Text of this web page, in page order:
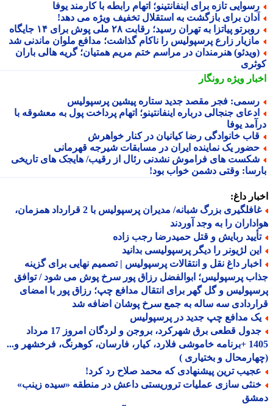
تازه برای اینفانتینو؛ اتهام رابطه با کارمند یوفا
برای بازگشت به استقلال تخفیف ویژه می دهد!
پیاتزا به تهران رسید؛ رقابت ۲۸ ملی پوش برای ۱۴ جایگاه
زارع پرسپولیس را ناکام گذاشت؛ مدافع ملوان ماندنی شد
هنرمندان در مراسم ختم مریم همتیان؛ گریه هالی باران
ویژهرونگار
فجر مقصد جدید ستاره پیشین پرسپولیس
جنجالی درباره اینفانتینو؛ اتهام پرداخت پول به معشوقه با
یوفا
خانوادگی رضا کیانیان در کنار خواهرش
یک نماینده ایران در مسابقات شیرجه قهرمانی
شکست‎ های فراموش نشدنی رئال از رقیب/ هایجک های تاریخی
وقتی دشمن خواب بود!
داغ:
غافلگیری بزرگ شبانه/ مدیران پرسپولیس با 2 قرارداد همزمان،
را به وجد آوردند
ربایش و قتل حمیدرضا رجب زاده
لژیونر را دیگر پرسپولیسی بدانید
داغ نقل و انتقالات پرسپولیس | تصمیم نهایی برای گزینه
پرسپولیس؛ ابوالفضل رزاق پور سرخ پوش می شود / توافق
و گل گهر برای انتقال مدافع چپ؛ رزاق پور با امضای
سه ساله به جمع سرخ پوشان اضافه شد
مدافع چپ جدید در پرسپولیس
جدول قطعی برق شهرکرد، بروجن و لردگان امروز 17 مرداد
1405 +برنامه خاموشی فلارد، کیار، فارسان، کوهرنگ، فرخشهر و...
و بختیاری )
ترین پیشنهادی که محمد صلاح رد کرد!
سازی عملیات تروریستی داعش در منطقه «سیده زینب»